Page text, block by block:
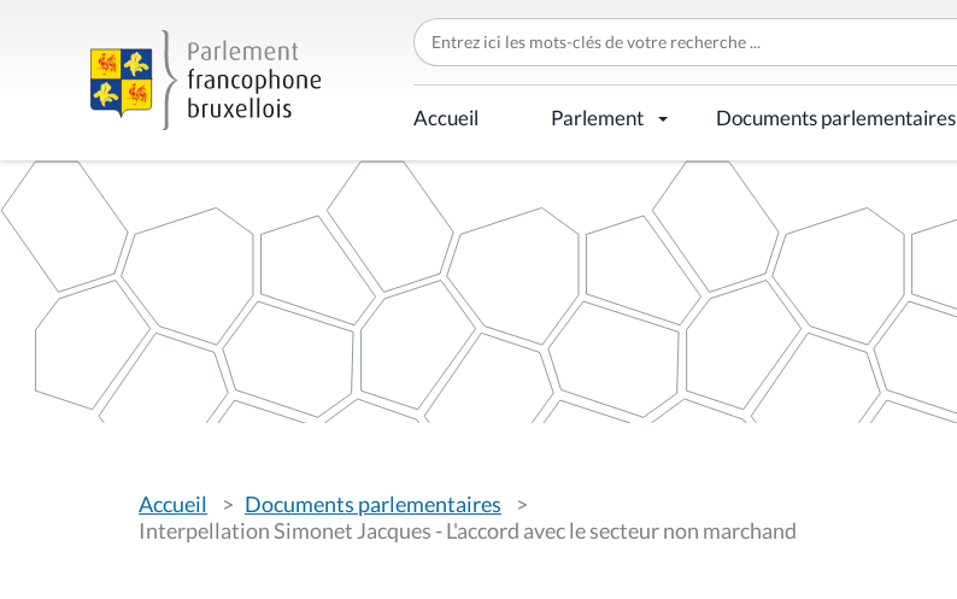
C
h
e
r
c
h
r
p
Accueil Parlement Documents parlementaires
o
u
Accueil
Documents parlementaires
Interpellation Simonet Jacques - L'accord avec le secteur non marchand